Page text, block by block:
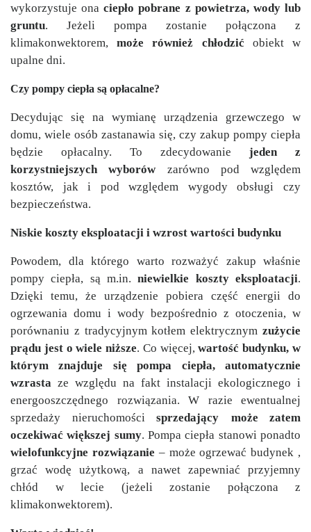
wykorzystuje onaciepło pobrane z powietrza, wody lub
gruntu. Jeżeli pompa zostanie połączona z
klimakonwektorem,może również chłodzić obiekt w
upalne dni.
Czy pompy ciepła są opłacalne?
Decydując się na wymianę urządzenia grzewczego w
domu, wiele osób zastanawia się, czy zakup pompy ciepła
będzie opłacalny. To zdecydowanie jeden z
korzystniejszych wyborów zarówno pod względem
kosztów, jak i pod względem wygody obsługi czy
bezpieczeństwa.
Niskie koszty eksploatacji i wzrost wartości budynku
Powodem, dla którego warto rozważyć zakup właśnie
pompy ciepła, są m.in.niewielkie koszty eksploatacji.
Dzięki temu, że urządzenie pobiera część energii do
ogrzewania domu i wody bezpośrednio z otoczenia, w
porównaniu z tradycyjnym kotłem elektrycznym zużycie
prądu jest o wiele niższe. Co więcej,wartość budynku, w
którym znajduje się pompa ciepła, automatycznie
wzrasta ze względu na fakt instalacji ekologicznego i
energooszczędnego rozwiązania. W razie ewentualnej
sprzedaży nieruchomości sprzedający
może zatem
oczekiwać większej sumy. Pompa ciepła stanowi ponadto
wielofunkcyjne rozwiązanie – może ogrzewać budynek ,
grzać wodę użytkową, a nawet zapewniać przyjemny
chłód w lecie (jeżeli zostanie połączona z
klimakonwektorem).